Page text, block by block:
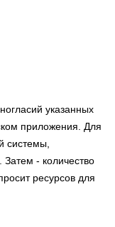
указанных
приложения. Для
системы,
Затем - количество
ресурсов для